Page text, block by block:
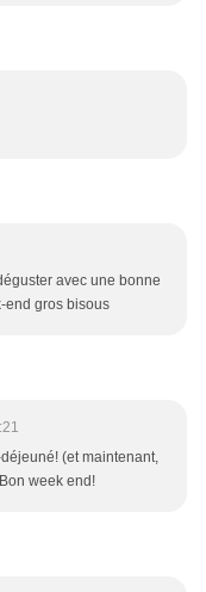
avec une bonne
end gros bisous
(et maintenant,
week end!